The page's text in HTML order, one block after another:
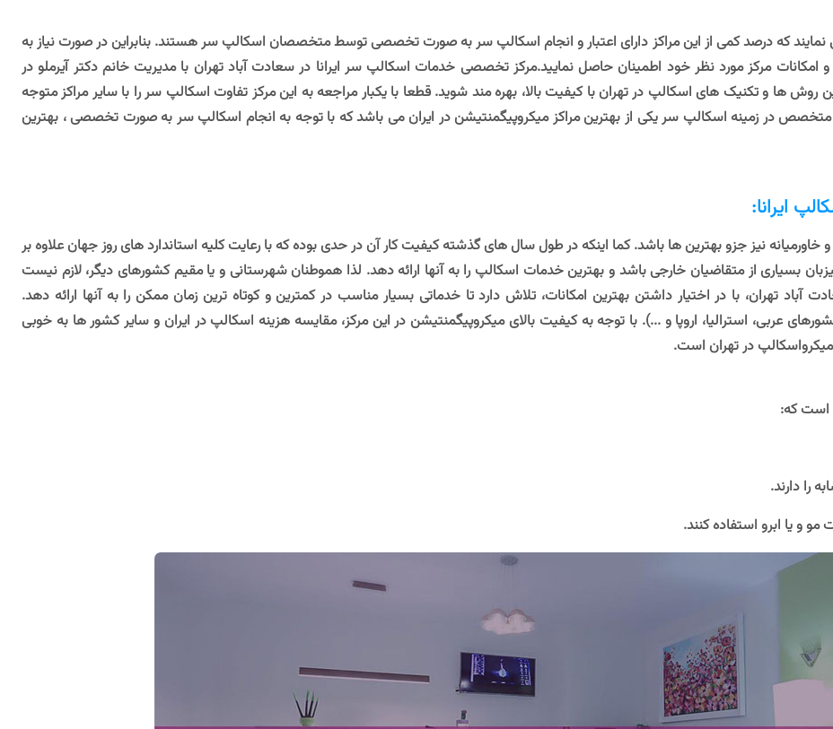
نمایند که درصد کمی از این مراکز دارای اعتبار و انجام اسکالپ سر به صورت تخصصی توسط متخصصان اسکالپ سر هستند. بنابراین در صورت نیاز به
امکانات مرکز مورد نظر خود اطمینان حاصل نمایید.مرکز تخصصی خدمات اسکالپ سر ایرانا در سعادت آباد تهران با مدیریتخانم دکتر آیرملو در
ها و تکنیک های اسکالپ در تهران با کیفیت بالا، بهره مند شوید. قطعا با یکبار مراجعه به این مرکز تفاوت اسکالپ سر را با سایر مراکز متوجه
در زمینه اسکالپ سر یکی از بهترین مراکز میکروپیگمنتیشن در ایران می باشد که با توجه به انجام اسکالپ سر به صورت تخصصی ، بهترین
ایرانا:
و خاورمیانه نیز جزو بهترین ها باشد. کما اینکه در طول سال های گذشته کیفیت کار آن در حدی بوده که با رعایت کلیه استاندارد های روز جهان علاوه بر
بسیاری از متقاضیان خارجی باشد و بهترین خدمات اسکالپ را به آنها ارائه دهد. لذا هموطنان شهرستانی و یا مقیم کشورهای دیگر، لازم نیست
تهران، با در اختیار داشتن بهترین امکانات، تلاش دارد تا خدماتی بسیار مناسب در کمترین و کوتاه ترین زمان ممکن را به آنها ارائه دهد.
عربی، استرالیا، اروپا و ...). با توجه به کیفیت بالای میکروپیگمنتیشن در این مرکز، مقایسه هزینه اسکالپ در ایران و سایر کشور ها به خوبی
در تهران است.
است که:
را دارند.
و یا ابرو استفاده کنند.